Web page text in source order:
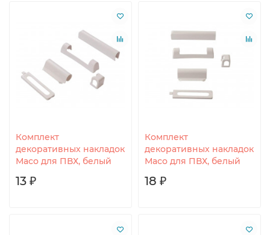
Комплект
декоративных накладок
Масо для ПВХ, белый
13 ₽
Комплект
декоративных накладок
Масо для ПВХ, белый
18 ₽